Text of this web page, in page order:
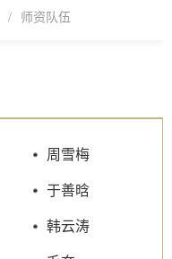
/ 师资队伍
周雪梅
于善晗
韩云涛